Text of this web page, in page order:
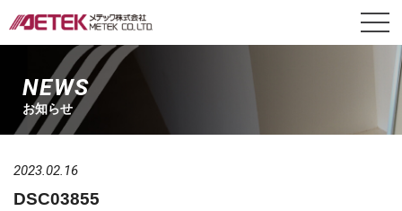
NEWS
お知らせ
2023.02.16
DSC03855